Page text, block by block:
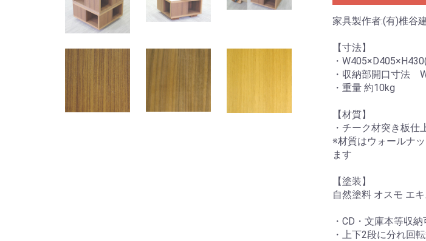
家具製作者:(有)椎谷
【寸法】
・
・収納部開口寸法
・重量 約10kg
【材質】
・チーク材突き板仕
※材質はウォールナ
ます
【塗装】
自然塗料 オスモ エ
・CD・文庫本等収納
・上下2段に分れ回